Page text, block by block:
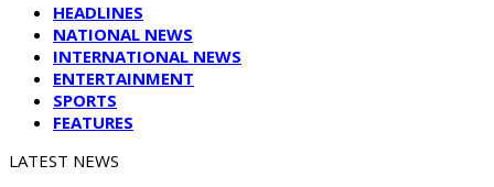
HEADLINES
NATIONAL NEWS
INTERNATIONAL NEWS
ENTERTAINMENT
SPORTS
FEATURES
LATEST NEWS